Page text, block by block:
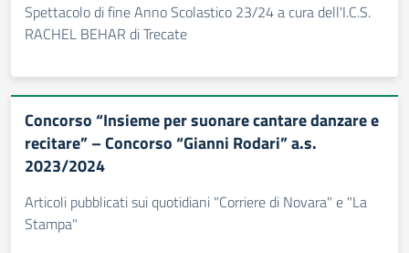
Spettacolo di fine Anno Scolastico 23/24 a cura dell'I.C.S.
RACHEL BEHAR di Trecate
Concorso “Insieme per suonare cantare danzare e
recitare” – Concorso “Gianni Rodari” a.s.
2023/2024
Articoli pubblicati sui quotidiani "Corriere di Novara" e "La
Stampa"